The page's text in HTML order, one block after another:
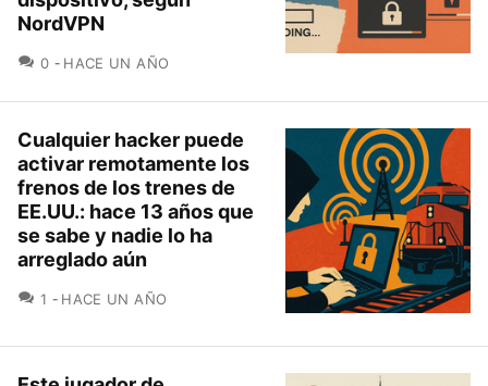
NordVPN
0 COMENTARIOS
HACE UN AÑO
Cualquier hacker puede
activar remotamente los
frenos de los trenes de
EE.UU.: hace 13 años que
se sabe y nadie lo ha
arreglado aún
1 COMENTARIOS
HACE UN AÑO